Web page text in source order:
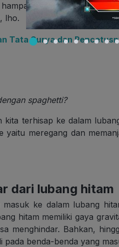
namun suara yang
lho.
Tata Surya dan
spaghetti?
kita terhisap ke dalam
meregang dan
dari lubang hitam
ke dalam lubang
hitam memiliki gaya
menghindar. Bahkan,
pada benda-benda yang